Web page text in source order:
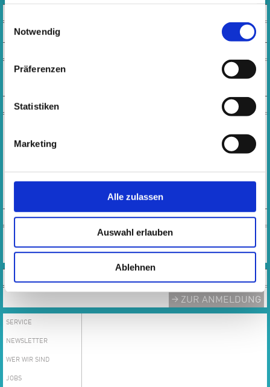
Datenschutzhinweise
Notwendig
Präferenzen
Statistiken
Marketing
Alle zulassen
Auswahl erlauben
Ablehnen
KONTAKT
Montag, Dienstag, Donnerstag, Freitag:
10:00 - 13:00 Uhr
Tel.: 0 61 42 - 83 26 43
TEAM
Das gesamte Team der Musikschule
MEHR
ZUR ANMELDUNG
SERVICE
NEWSLETTER
WER WIR SIND
JOBS